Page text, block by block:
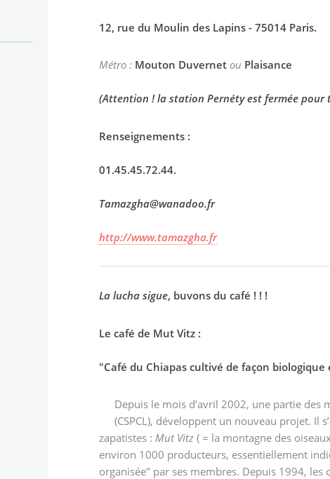
12, rue du Moulin des Lapins - 75014 Paris.
Métro : Mouton Duvernet ou Plaisance
(Attention ! la station Pernéty est fermée pour
Renseignements :
01.45.45.72.44.
Tamazgha@wanadoo.fr
http://www.tamazgha.fr
La lucha sigue, buvons du café ! ! !
Le café de Mut Vitz :
"Café du Chiapas cultivé de façon
Depuis le mois d’avril 2002, une partie des
(CSPCL), développent un nouveau projet. Il
zapatistes : Mut Vitz ( = la montagne des
environ 1000 producteurs, essentiellement
organisée" par ses membres. Depuis 1994,